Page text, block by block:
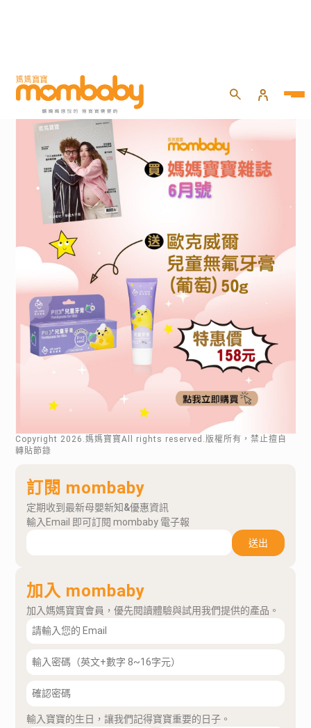
Copyright 2026 .媽媽寶寶All rights reserved.版權所有，禁止擅自
轉貼節錄
訂閱 mombaby
定期收到最新母嬰新知&優惠資訊
輸入Email 即可訂閱 mombaby 電子報
送出
加入 mombaby
加入媽媽寶寶會員，優先閱讀體驗與試用我們提供的產品。
輸入寶寶的生日，讓我們記得寶寶重要的日子。